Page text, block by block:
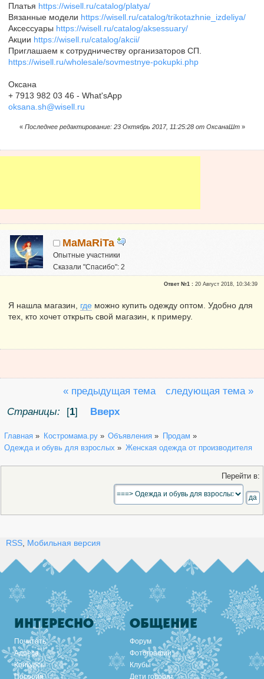
Платья https://wisell.ru/catalog/platya/
Вязанные модели https://wisell.ru/catalog/trikotazhnie_izdeliya/
Аксессуары https://wisell.ru/catalog/aksessuary/
Акции https://wisell.ru/catalog/akcii/
Приглашаем к сотрудничеству организаторов СП.
https://wisell.ru/wholesale/sovmestnye-pokupki.php
Оксана
+ 7913 982 03 46 - What'sApp
oksana.sh@wisell.ru
« Последнее редактирование: 23 Октябрь 2017, 11:25:28 от ОксанаШт»
MaMaRiTa
Опытные участники
Сказали "Спасибо": 2
Репутация:0
Ответ №1 :20 Август 2018, 10:34:39
Я нашла магазин, где можно купить одежду оптом. Удобно для
тех, кто хочет открыть свой магазин, к примеру.
« предыдущая тема
следующая тема »
Страницы:
[1] Вверх
Главная » Костромама.ру» Объявления » Продам »
Одежда и обувь для взрослых » Женская одежда от производителя
Перейти в:
RSS Мобильная версия
ИНТЕРЕСНО
Почитать
Адреса
Конкурсы
Пособия
ОБЩЕНИЕ
Форум
Фотографии
Клубы
Дети говорят